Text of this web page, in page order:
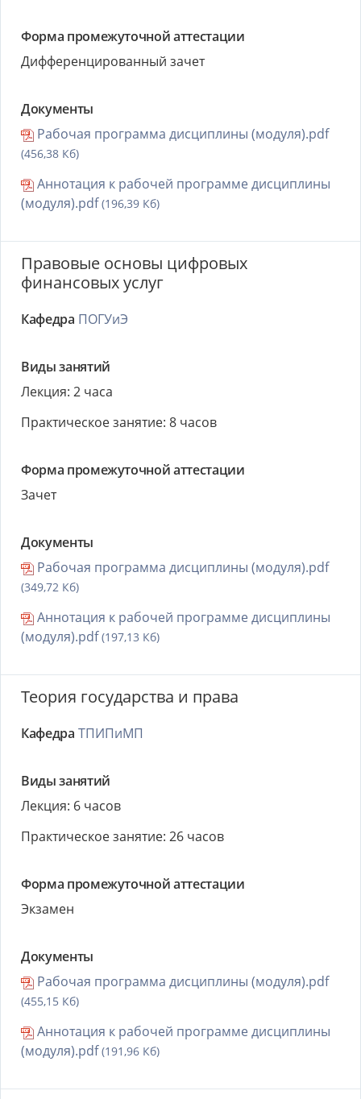
Форма промежуточной аттестации
Дифференцированный зачет
Документы
Рабочая программа дисциплины (модуля).pdf
(456,38 Кб)
Аннотация к рабочей программе дисциплины
(модуля).pdf(196,39 Кб)
Правовые основы цифровых
финансовых услуг
Кафедра ПОГУиЭ
Виды занятий
Лекция: 2 часа
Практическое занятие: 8 часов
Форма промежуточной аттестации
Зачет
Документы
Рабочая программа дисциплины (модуля).pdf
(349,72 Кб)
Аннотация к рабочей программе дисциплины
(модуля).pdf(197,13 Кб)
Теория государства и права
Кафедра ТПИПиМП
Виды занятий
Лекция: 6 часов
Практическое занятие: 26 часов
Форма промежуточной аттестации
Экзамен
Документы
Рабочая программа дисциплины (модуля).pdf
(455,15 Кб)
Аннотация к рабочей программе дисциплины
(модуля).pdf(191,96 Кб)